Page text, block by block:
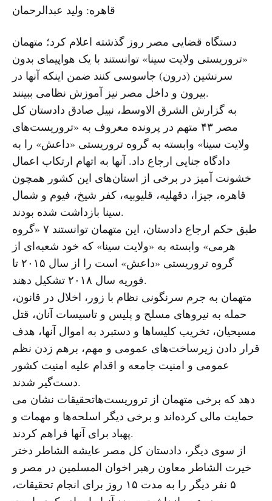
قاهره: ولید عبدالرحمان
دستگاه قضایی مصر روز گذشته اعلام کرد؛ متهمان
«تروریستی ولایت سینا» توانستند با یک هواپیمای بدون
سرنشین (درون) جاسوسی کنند ضمن اینکه آنها در
بیرون و داخل مصر نیز آموزش نظامی ببینند.
به گزارش الشرق الاوسط، نبیل صادق دادستان کل
مصر ۴۳ متهم در پرونده معروف به «تروریست‌های
ولایت سینا» وابسته به گروه تروریستی «داعش» را به
دادگاه جنایی ارجاع داد. آنها به اتهام ارتکاب اعمال
خشونت ‌آمیز در برخی از استان‌های این کشور همچون
قاهره، جیزا، دقهلیه، قلیوبیه، کفر شیخ، فیوم و شمال
سینا بازداشت شده بودند.
طبق حکم ارجاع دادستان، این متهمان توانستند ۷ «گروه
هرمی» وابسته به «ولایت سینا» که خود شعبه‌ای از
گروه تروریستی «داعش» است را از سال ۲۰۱۵ تا
فوریه سال ۲۰۱۸ تشکیل دهند.
متهمان به جرم سرنگونی نظام با زور، اخلال در قانون،
حمله به نیروهای مسلح و پلیس و تاسیسات آنان، قتل
مسیحیان، تخریب کلیساها و دستبرد به اموال آنها، هدف
قرار دادن زیرساخت‌های عمومی و مهم، برهم زدن نظم
عمومی و امنیت جامعه و اقدام علیه امنیت کشور
دست‌گیر شدند.
تحقیقات نشان می‌‎دهد که برخی متهمان از تروریست‌ها
حمایت مالی کرده‌اند و برخی دیگر اسلحه‌ها و مهمات و
پهباد برای آنها فراهم کردند.
از سوی دیگر، دادستان کل مصر عایشه الشاطر دختر
خیرت الشاطر معاون رهبر اخوان المسلمین در مصر و
۵ نفر دیگر را به مدت ۱۵ روز برای انجام تحقیقات،